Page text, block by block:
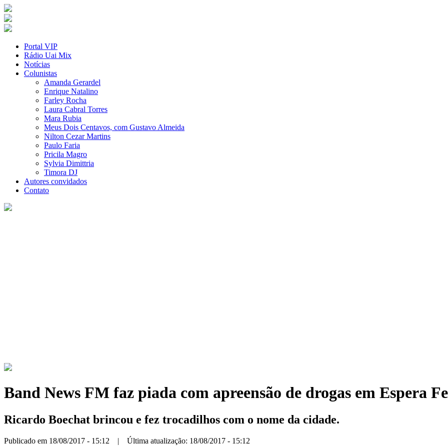
Portal VIP
Rádio Uai Mix
Notícias
Colunistas
Amanda Gerardel
Enrique Natalino
Farley Rocha
Laura Cabral Torres
Mara Rubia
Meus Dois Centavos, com Gustavo Almeida
Nilton Cezar Martins
Paulo Faria
Pricila Magro
Sylvia Dimittria
Timora DJ
Autores convidados
Contato
Band News FM faz piada com apreensão de drogas em Espera
Ricardo Boechat brincou e fez trocadilhos com o nome da cidade.
Publicado em 18/08/2017 - 15:12 | Última atualização: 18/08/2017 - 15:12